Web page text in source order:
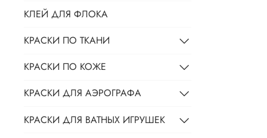
КЛЕЙ ДЛЯ ФЛОКА
КРАСКИ ПО ТКАНИ
КРАСКИ ПО КОЖЕ
КРАСКИ ДЛЯ АЭРОГРАФА
КРАСКИ ДЛЯ ВАТНЫХ ИГРУШЕК